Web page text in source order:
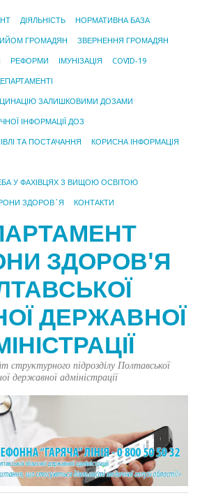
ДІЯЛЬНІСТЬ НОРМАТИВНА БАЗА
ГРОМАДЯН ЗВЕРНЕННЯ ГРОМАДЯН
РЕФОРМИ ІМУНІЗАЦІЯ COVID-19
ЗАЛИШКОВИМИ ДОЗАМИ
ІНФОРМАЦІЇ ДОЗ
ТА ПОСТАЧАННЯ КОРИСНА ІНФОРМАЦІЯ
У ФАХІВЦЯХ З ВИЩОЮ ОСВІТОЮ
ЗДОРОВ`Я КОНТАКТИ
ЗДОРОВ'Я
ДЕРЖАВНОЇ
структурного підрозділу Полтавської
державної адміністрації